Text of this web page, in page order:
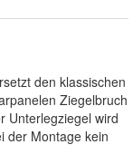
den klassischen
Ziegelbruch
Unterlegziegel wird
der Montage kein